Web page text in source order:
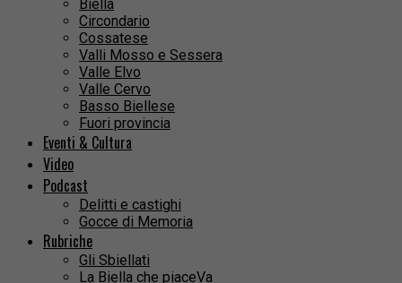
Biella
Circondario
Cossatese
Valli Mosso e Sessera
Valle Elvo
Valle Cervo
Basso Biellese
Fuori provincia
Eventi & Cultura
Video
Podcast
Delitti e castighi
Gocce di Memoria
Rubriche
Gli Sbiellati
La Biella che piaceVa